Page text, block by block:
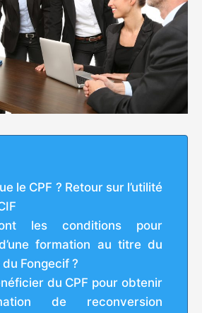
le CPF ? Retour sur l’utilité
les conditions pour
formation au titre du
Fongecif ?
du CPF pour obtenir
de reconversion